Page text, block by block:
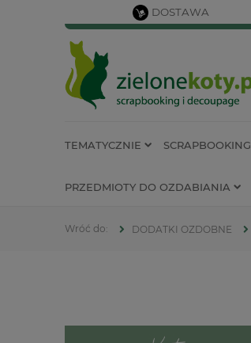
DOSTAWA
TEMATYCZNIE SCRAPBOOKING
PRZEDMIOTY DO OZDABIANIA
DODATKI OZDOBNE